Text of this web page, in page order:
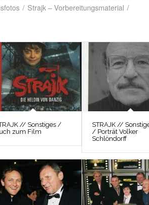
/ Strajk – Vorbereitungsmaterial /
// Sonstiges /
zum Film
STRAJK //
/ Porträt Volker
Schlöndorff